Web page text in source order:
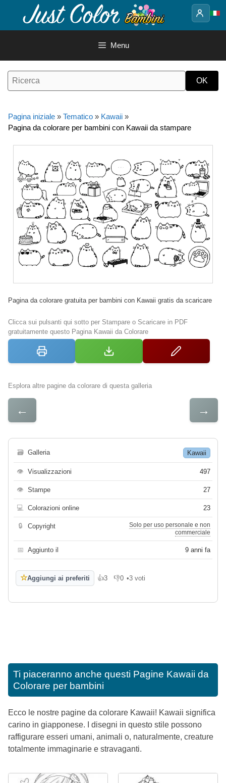
contenuto
Menu
Pagina iniziale » Tematico » Kawaii »
Pagina da colorare per bambini con Kawaii da stampare
Pagina da colorare gratuita per bambini con Kawaii gratis da scaricare
Clicca sui pulsanti qui sotto per Stampare o Scaricare in PDF
gratuitamente questo Pagina Kawaii da Colorare
Esplora altre pagine da colorare di questa galleria
← →
🗃 Galleria Kawaii
👁 Visualizzazioni 497
👁 Stampe 27
💻 Colorazioni online 23
🔒 Copyright
Solo per uso personale e non
commerciale
📅 Aggiunto il 9 anni fa
☆Aggiungi ai preferiti 👍3
Mi piace
👎0
Non mi piace
•3 voti
Ti piaceranno anche questi Pagine Kawaii da
Colorare per bambini
Ecco le nostre pagine da colorare Kawaii! Kawaii significa
carino in giapponese. I disegni in questo stile possono
raffigurare esseri umani, animali o, naturalmente, creature
totalmente immaginarie e stravaganti.